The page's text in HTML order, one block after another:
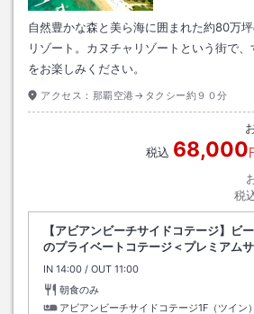
自然豊かな森と美ら海に囲まれた約80万
リゾート。カヌチャリゾートという街で
をお楽しみください。
アクセス： 那覇空港→タクシー約９０分
税込 68,000
税
【アビアンビーチサイドコテージ】ビ
のプライベートコテージ＜プレミアム
IN チェックイン
14:00 / OUT チェックアウト
11:00
朝食のみ
アビアンビーチサイドコテージ1F（ツイン